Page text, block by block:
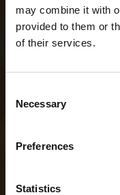
may combine it with
provided to them or
of their services.
Selection
Necessary
Preferences
Statistics